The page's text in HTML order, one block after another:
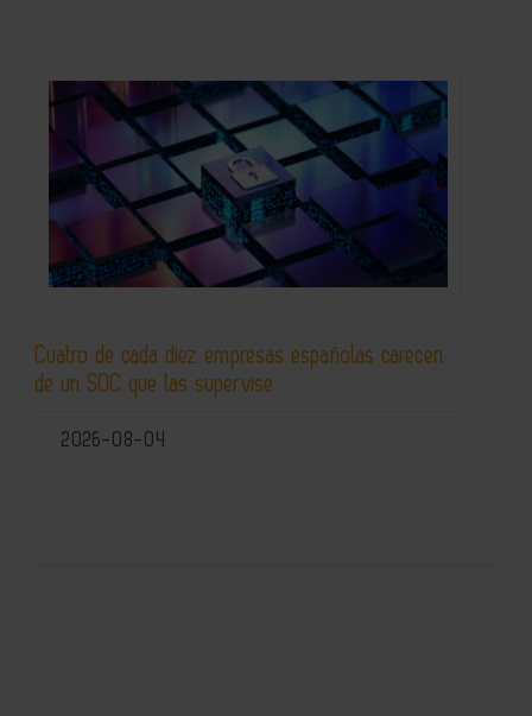
Cuatro de cada diez empresas españolas carecen
de un SOC que las supervise
2026-08-04